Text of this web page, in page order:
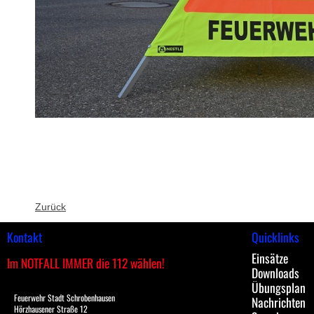
Zurück
Kontakt
Im NOTFALL IMMER die 112 wählen!
Feuerwehr Stadt Schrobenhausen
Hörzhausener Straße 12
Quicklinks
Einsätze
Downloads
Übungsplan
Nachrichten